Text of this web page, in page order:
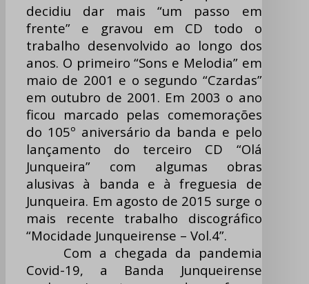
decidiu dar mais “um passo em
frente” e gravou em CD todo o
trabalho desenvolvido ao longo dos
anos. O primeiro “Sons e Melodia” em
maio de 2001 e o segundo “Czardas”
em outubro de 2001. Em 2003 o ano
ficou marcado pelas comemorações
do 105º aniversário da banda e pelo
lançamento do terceiro CD “Olá
Junqueira” com algumas obras
alusivas à banda e à freguesia de
Junqueira. Em agosto de 2015 surge o
mais recente trabalho discográfico
“Mocidade Junqueirense – Vol.4”.
Com a chegada da pandemia
Covid-19, a Banda Junqueirense